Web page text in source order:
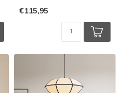
€115,95